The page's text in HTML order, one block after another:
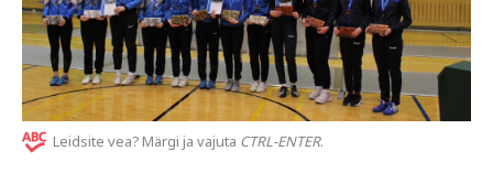
Leidsite vea? Märgi ja vajuta CTRL-ENTER.